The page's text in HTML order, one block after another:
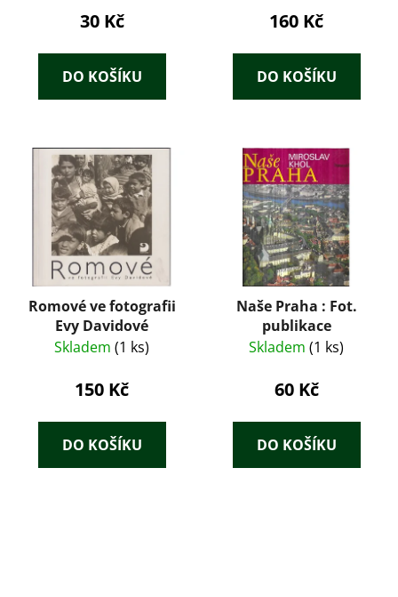
30 Kč
DO KOŠÍKU
160 Kč
DO KOŠÍKU
Romové ve fotografii
Evy Davidové
Skladem (1 ks)
150 Kč
DO KOŠÍKU
Naše Praha : Fot.
publikace
Skladem (1 ks)
60 Kč
DO KOŠÍKU